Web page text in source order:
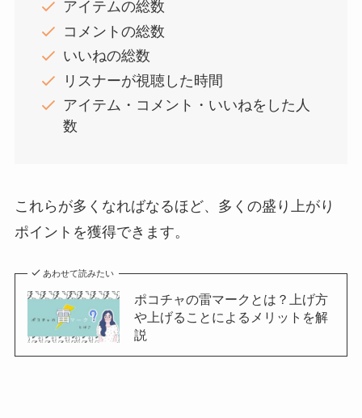
アイテムの総数
コメントの総数
いいねの総数
リスナーが視聴した時間
アイテム・コメント・いいねをした人
数
これらが多くなればなるほど、多くの盛り上がり
ポイントを獲得できます。
あわせて読みたい
ポコチャの雷マークとは？上げ方
や上げることによるメリットを解
説